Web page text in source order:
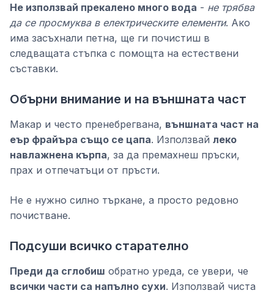
Не използвай прекалено много вода - не трябва
да се просмуква в електрическите елементи. Ако
има засъхнали петна, ще ги почистиш в
следващата стъпка с помощта на естествени
съставки.
Обърни внимание и на външната част
Макар и често пренебрегвана, външната част на
еър фрайъра също се цапа. Използвай леко
навлажнена кърпа, за да премахнеш пръски,
прах и отпечатъци от пръсти.
Не е нужно силно търкане, а просто редовно
почистване.
Подсуши всичко старателно
Преди да сглобиш обратно уреда, се увери, че
всички части са напълно сухи. Използвай чиста